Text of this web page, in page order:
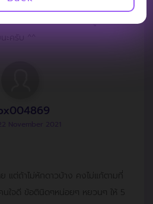
ด้ดี อยากให้ทีมงานรักษามาตรฐาน
บ อยากให้กำลังใจทีมงาน สู้ๆ ตั้งใจ
ครับ ^^
แต่ถ้าไม่หักดาวบ้าง คงไม่แก้ตามที่
คนใจดี ข้อตินิดๆหน่อยๆ หยวนๆ ให้ 5